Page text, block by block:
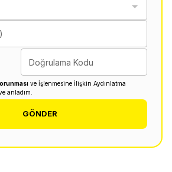
Doğrulama Kodu
ve İşlenmesine İlişkin Aydınlatma
anladım.
GÖNDER